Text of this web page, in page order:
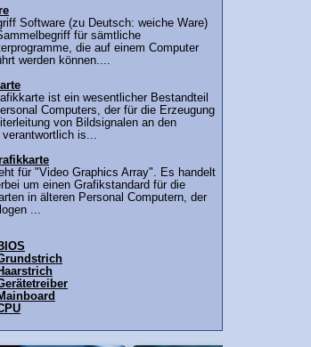
Software (zu Deutsch: weiche Ware)
für sämtliche
die auf einem Computer
werden können....
ist ein wesentlicher Bestandteil
Computers, der für die Erzeugung
von Bildsignalen an den
verantwortlich is...
für "Video Graphics Array". Es handelt
um einen Grafikstandard für die
in älteren Personal Computern, der
...